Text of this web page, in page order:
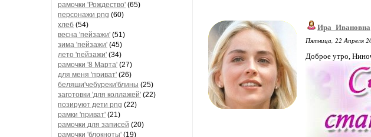
рамочки 'Рождество' (65)
персонажи png (60)
хлеб (54)
весна 'пейзажи' (51)
зима 'пейзажи' (45)
лето 'пейзажи' (34)
рамочки '8 Марта' (27)
для меня 'приват' (26)
беляши'чебуреки'блины (25)
заготовки 'для коллажей' (22)
позируют дети png (22)
рамки 'приват' (21)
рамочки для записей (20)
рамочки 'блокноты' (19)
Ира_Ивановна
Пятница, 22 Апреля
Доброе утро,